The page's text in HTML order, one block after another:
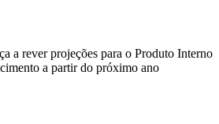
a rever projeções para o Produto Interno
a partir do próximo ano